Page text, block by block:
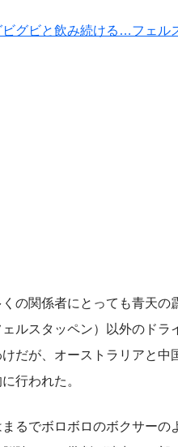
ビグビと飲み続ける…フェル
の関係者にとっても青天の
ルスタッペン）以外のド
だが、オーストラリアと
行われた。
るでボロボロのボクサーの